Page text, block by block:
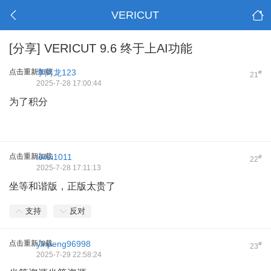
VERICUT
[分享] VERICUT 9.6 终于上AI功能
点击重新加载 21#
李阿龙123
2025-7-28 17:00:44
为了积分
点击重新加载 22#
leilei1011
2025-7-28 17:11:13
坐等和谐版，正版太贵了
支持 反对
点击重新加载 23#
yinpeng96998
2025-7-29 22:58:24